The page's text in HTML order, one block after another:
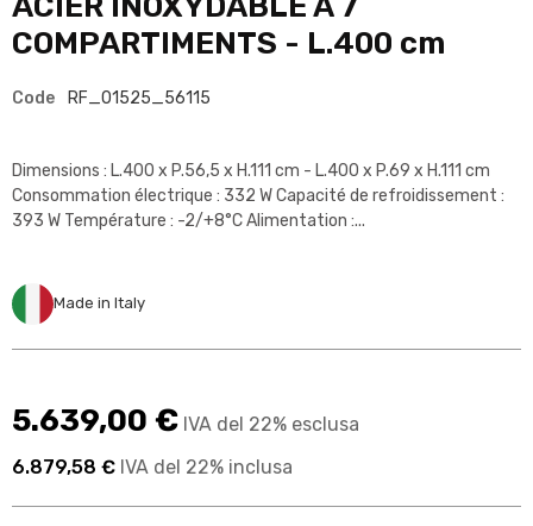
COMPARTIMENTS - L.400 cm
Code RF_01525_56115
Dimensions : L.400 x P.56,5 x H.111 cm - L.400 x P.69 x H.111 cm
Consommation électrique : 332 W Capacité de refroidissement :
393 W Température : -2/+8°C Alimentation :...
Made in Italy
5.639,00 € IVA del 22% esclusa
6.879,58 € IVA del 22% inclusa